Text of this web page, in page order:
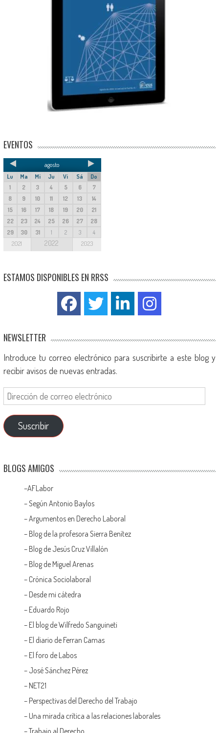
EVENTOS
agosto
Lu Ma Mi Ju Vi Sá
Do
1
2 3 4 5 6
7
8
9 10 11 12 13
14
15
16 17 18 19 20
21
22
23 24 25 26 27
28
29
30 31 1 2 3 4
2021 2022 2023
ESTAMOS DISPONIBLES EN RRSS
NEWSLETTER
Introduce tu correo electrónico para suscribirte a este blog y
recibir avisos de nuevas entradas.
Suscribir
BLOGS AMIGOS
–AFLabor
– Según Antonio Baylos
–Argumentos en Derecho Laboral
– Blog de la profesora Sierra Benítez
– Blog de Jesús Cruz Villalón
– Blog de Miguel Arenas
– Crónica Sociolaboral
– Desde mi cátedra
– Eduardo Rojo
– El blog de Wilfredo Sanguineti
– El diario de Ferran Camas
– El foro de Labos
– José Sánchez Pérez
– NET21
– Perspectivas del Derecho del Trabajo
– Una mirada crítica a las relaciones laborales
–Trabajo al Derecho